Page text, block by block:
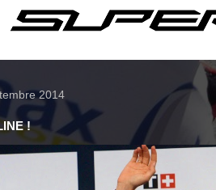
2014
!